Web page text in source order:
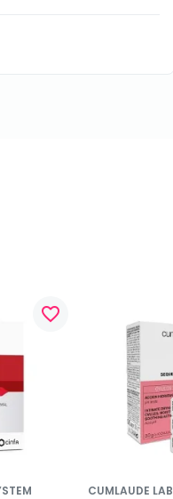
favorite_border
CUMLAUDE LAB